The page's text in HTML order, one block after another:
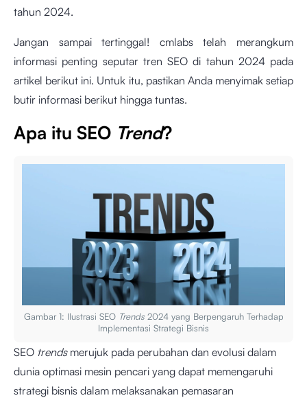
tahun 2024.
Jangan sampai tertinggal! cmlabs telah merangkum
informasi penting seputar tren SEO di tahun 2024 pada
artikel berikut ini. Untuk itu, pastikan Anda menyimak setiap
butir informasi berikut hingga tuntas.
Apa itu SEO Trend?
Gambar 1: Ilustrasi SEO Trends 2024 yang Berpengaruh Terhadap
Implementasi Strategi Bisnis
SEO trends merujuk pada perubahan dan evolusi dalam
dunia optimasi mesin pencari yang dapat memengaruhi
strategi bisnis dalam melaksanakan pemasaran